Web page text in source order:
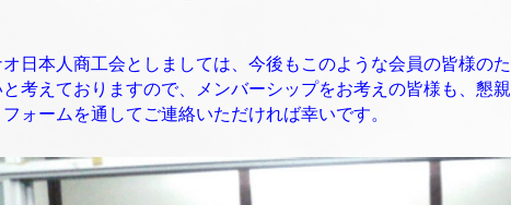
オ日本人商工会としましては、今後もこのような会員の皆様の
考えておりますので、メンバーシップをお考えの皆様も、懇
ォームを通してご連絡いただければ幸いです。